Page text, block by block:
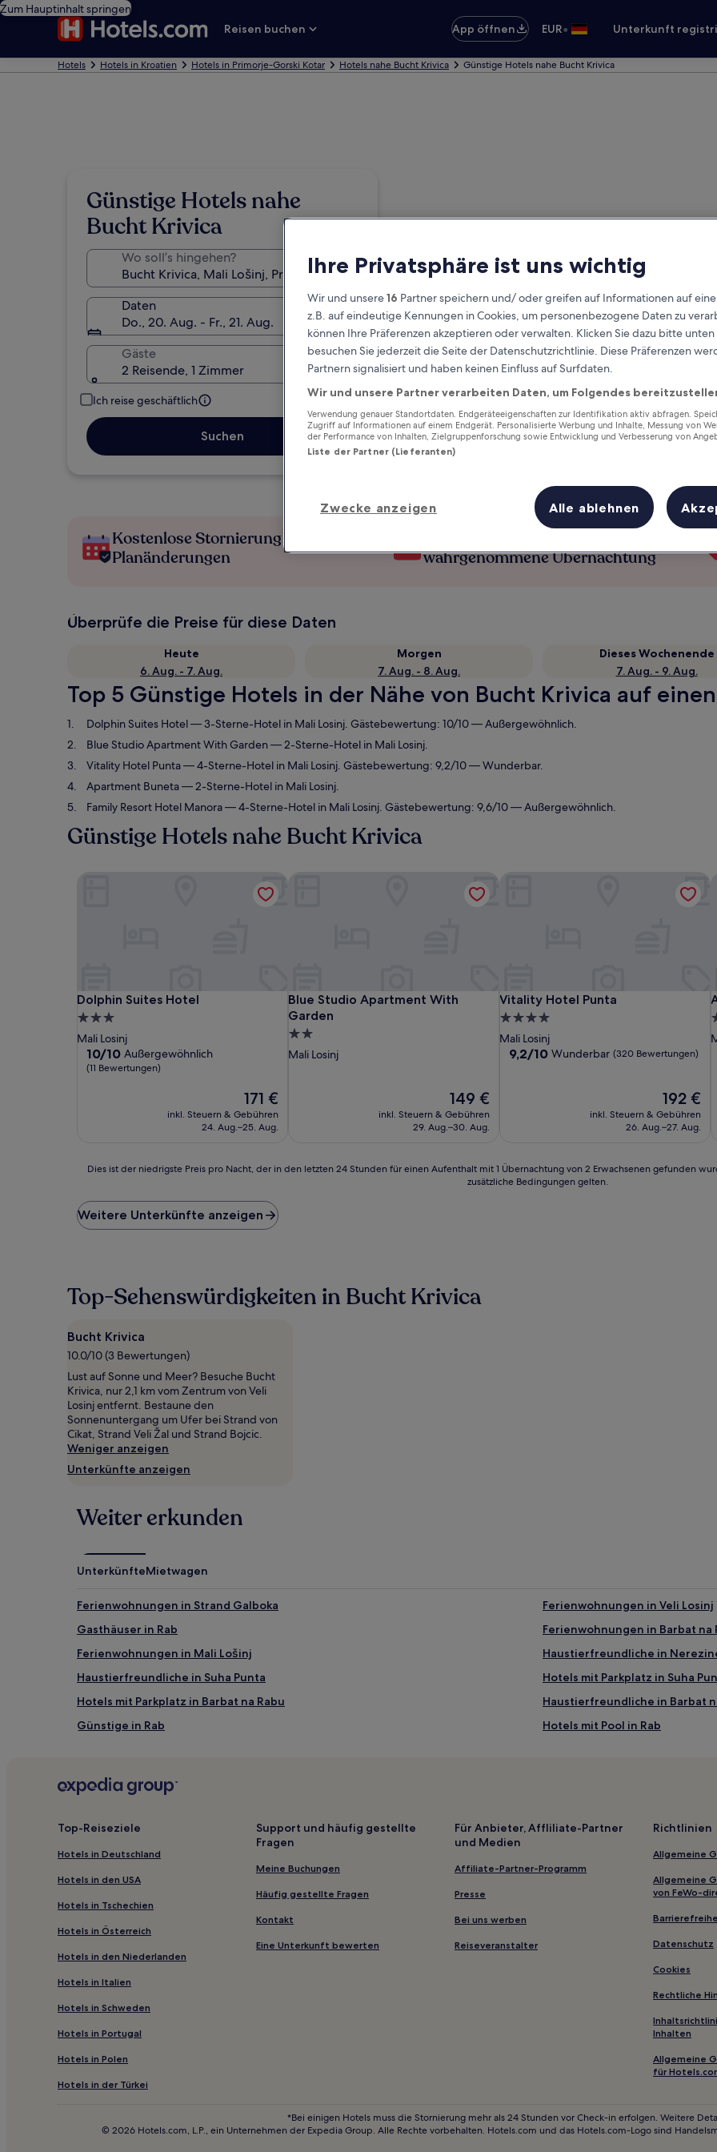
Zum Hauptinhalt springen
Reisen buchen
App öffnen EUR• Unterkunft
Hotels Hotels in Kroatien Hotels in Primorje-Gorski Kotar Hotels nahe Bucht Krivica Günstige Hotels nahe Bucht Krivica
Günstige Hotels nahe
Bucht Krivica
Wo soll’s hingehen?
Daten
Do., 20. Aug. - Fr., 21. Aug.
Gäste
2 Reisende, 1 Zimmer
Ich reise geschäftlich
Suchen
Kostenlose Stornierung bei
Planänderungen
wahrgenommene Übernachtung
Überprüfe die Preise für diese Daten
Heute
6. Aug. - 7. Aug.
Morgen
7. Aug. - 8. Aug.
Dieses Wochenende
7. Aug. - 9. Aug.
Top 5 Günstige Hotels in der Nähe von Bucht Krivica auf
Dolphin Suites Hotel— 3-Sterne-Hotel in Mali Losinj. Gästebewertung: 10/10 — Außergewöhnlich.
Blue Studio Apartment With Garden— 2-Sterne-Hotel in Mali Losinj.
Vitality Hotel Punta— 4-Sterne-Hotel in Mali Losinj. Gästebewertung: 9,2/10 — Wunderbar.
Apartment Buneta— 2-Sterne-Hotel in Mali Losinj.
Family Resort Hotel Manora— 4-Sterne-Hotel in Mali Losinj. Gästebewertung: 9,6/10 — Außergewöhnlich.
Günstige Hotels nahe Bucht Krivica
Dolphin Suites Hotel
Dolphin Suites Hotel
3.0-
Sterne-
Unterkunft
Mali Losinj
10.0
von
10/10 Außergewöhnlich
(11 Bewertungen)
Der
Preis
beträgt
171 €
inkl. Steuern & Gebühren
24. Aug.–25. Aug.
Blue Studio Apartment With
Garden
Blue Studio Apartment With Garden
2.0-
Sterne-
Mali Losinj
Der
Preis
beträgt
149 €
inkl. Steuern & Gebühren
29. Aug.–30. Aug.
Blue Studio Apartment With Garden
Vitality Hotel Punta
Vitality Hotel Punta
4.0-
Sterne-
Unterkunft
Mali Losinj
9.2
9,2/10 Wunderbar (320 Bewertungen)
Der
Preis
beträgt
192 €
inkl. Steuern & Gebühren
26. Aug.–27. Aug.
Dies
niedrigste
Preis
den
letzten
für
einen
Aufenthalt
mit
1 Übernachtung
von
2 Erwachsenen
gefunden
wurde.
Preise
können
sich
Es
können
Bedingungen
gelten.
Dies ist der niedrigste Preis pro Nacht, der in den letzten 24 Stunden für einen Aufenthalt mit 1 Übernachtung von 2 Erwachsenen gefunden
zusätzliche Bedingungen gelten.
Weitere Unterkünfte anzeigen
Top-Sehenswürdigkeiten in Bucht Krivica
Bucht Krivica
10.0/10 (3 Bewertungen)
Lust auf Sonne und Meer? Besuche Bucht
Krivica, nur 2,1 km vom Zentrum von Veli
Losinj entfernt. Bestaune den
Sonnenuntergang um Ufer bei Strand von
Cikat, Strand Veli Žal und Strand Bojcic.
Weniger anzeigen
Unterkünfte anzeigen
Weiter erkunden
UnterkünfteMietwagen
Ferienwohnungen in Strand Galboka
Ferienwohnungen in Veli Losinj
Gasthäuser in Rab
Ferienwohnungen in Barbat na
Ferienwohnungen in Mali Lošinj
Haustierfreundliche in
Haustierfreundliche in Suha Punta
Hotels mit Parkplatz in Suha
Hotels mit Parkplatz in Barbat na Rabu
Haustierfreundliche in Barbat
Günstige in Rab
Hotels mit Pool in Rab
Luxus nahe Strand Pržine
Familien in Banjol
Haustierfreundliche in Mali
Lgbtqia-Freundliche in Veli Losinj
3-Sterne-Hotels in Barbat na
4-Sterne-Hotels in Strand Meli
4-Sterne-Hotels in Strand
3-Sterne-Hotels in Strand Kandalora
3-Sterne-Hotels in Veli Losinj
3-Sterne-Hotels in Nerezine
3-Sterne-Hotels in Bucht Krivica
Hotels nahe Dominis-Palast
Hotels nahe Strand Galboka
Rab Hotels
Hotels nahe Bucht Krivica
Hotels nahe Strand Pržine
Mali Lošinj Hotels
Top-Reiseziele
Hotels in Deutschland
Hotels in den USA
Hotels in Tschechien
Hotels in Österreich
Hotels in den Niederlanden
Hotels in Italien
Hotels in Schweden
Hotels in Portugal
Hotels in Polen
Hotels in der Türkei
Support und häufig gestellte
Fragen
Meine Buchungen
Häufig gestellte Fragen
Kontakt
Eine Unterkunft bewerten
Für Anbieter, Affliliate-Partner
und Medien
Affiliate-Partner-Programm
Presse
Bei uns werben
Reiseveranstalter
Richtlinien
Allgemeine
Allgemeine
von FeWo-
Datenschutz
Cookies
Rechtliche
Inhalten
Allgemeine
für
*Bei einigen Hotels muss die Stornierung mehr als 24 Stunden vor Check-in erfolgen. Weitere
© 2026 Hotels.com, L.P., ein Unternehmen der Expedia Group. Alle Rechte vorbehalten. Hotels.com und das Hotels.com-Logo sind
Ihre Privatsphäre ist uns wichtig
Wir und unsere16 Partner speichern und/ oder greifen auf Informationen auf
z.B. auf eindeutige Kennungen in Cookies, um personenbezogene Daten zu
können Ihre Präferenzen akzeptieren oder verwalten. Klicken Sie dazu bitte
besuchen Sie jederzeit die Seite der Datenschutzrichtlinie. Diese Präferenzen
Partnern signalisiert und haben keinen Einfluss auf Surfdaten.
Wir und unsere Partner verarbeiten Daten, um Folgendes
Verwendung genauer Standortdaten. Endgeräteeigenschaften zur Identifikation aktiv abfragen.
Zugriff auf Informationen auf einem Endgerät. Personalisierte Werbung und Inhalte, Messung von
der Performance von Inhalten, Zielgruppenforschung sowie Entwicklung und Verbesserung von
Liste der Partner (Lieferanten)
Zwecke anzeigen Alle ablehnen